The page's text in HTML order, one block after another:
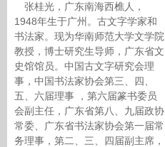
张桂光，广东南海西樵人，
1948年生于广州。古文字学家和
书法家。现为华南师范大学文学院
教授，博士研究生导师，广东省文
史馆馆员。中国古文字研究会理
事，中国书法家协会第三、四、
五、六届理事 ，第六届篆书委员
会副主任，广东省第八、九届政协
常委、广东省书法家协会第一届常
务理事，第二、三、四届副主席，